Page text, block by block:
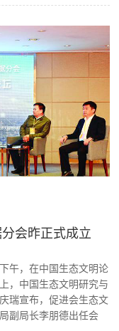
会昨正式成立
午，在中国生态文明论
，中国生态文明研究与
瑞宣布，促进会生态文
副局长李朋德出任会